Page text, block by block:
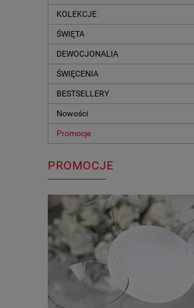
KOLEKCJE
ŚWIĘTA
DEWOCJONALIA
ŚWIĘCENIA
BESTSELLERY
Nowości
Promocje
PROMOCJE